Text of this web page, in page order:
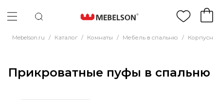
Mebelson.ru / Каталог / Комнаты / Мебель в спальню /
Прикроватные пуфы в спальню